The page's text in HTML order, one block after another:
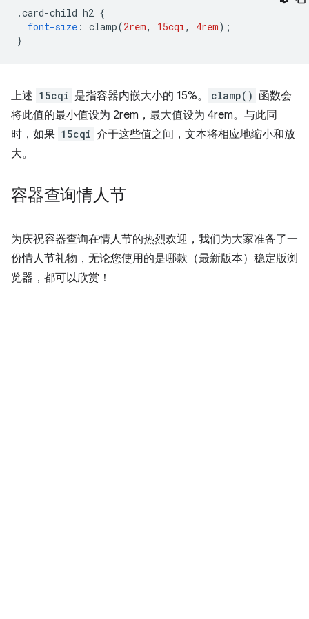
.card-child h2 {
font-size : clamp(2rem, 15cqi, 4rem);
}
上述 15cqi 是指容器内嵌大小的 15%。 clamp() 函数会
将此值的最小值设为 2rem，最大值设为 4rem。与此同
时，如果 15cqi 介于这些值之间，文本将相应地缩小和放
大。
容器查询情人节
为庆祝容器查询在情人节的热烈欢迎，我们为大家准备了一
份情人节礼物，无论您使用的是哪款（最新版本）稳定版浏
览器，都可以欣赏！